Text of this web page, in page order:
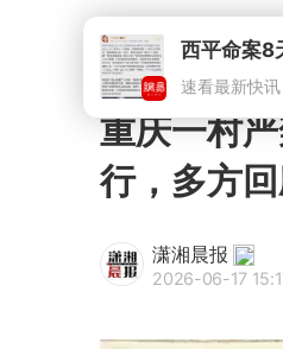
西平命案8
速看最新快讯
重庆一村
行，多方
潇湘晨报
2026-06-17